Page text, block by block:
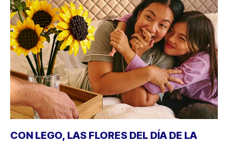
CON LEGO, LAS FLORES DEL DÍA DE LA